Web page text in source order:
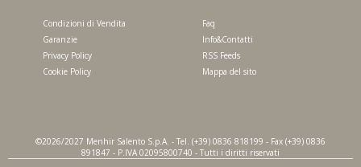
Condizioni di Vendita
Garanzie
Privacy Policy
Cookie Policy
Faq
Info&Contatti
RSS Feeds
Mappa del sito
©2026/2027 Menhir Salento S.p.A. - Tel. (+39) 0836 818199 - Fax (+39) 0836
891847 - P.IVA 02095800740 - Tutti i diritti riservati